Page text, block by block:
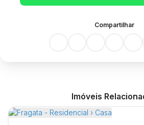
Compartilhar
Imóveis